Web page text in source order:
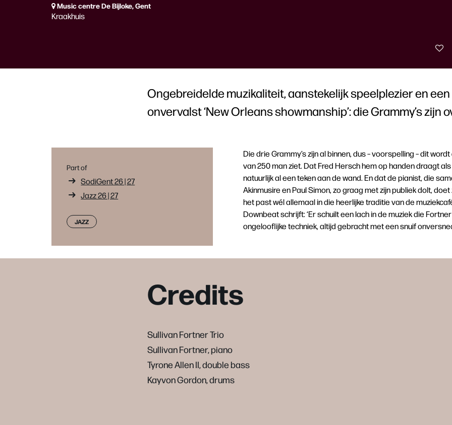
Music centre De Bijloke, Gent
Kraakhuis
Ongebreidelde muzikaliteit, aanstekelijk speelplezier en
onvervalst ‘New Orleans showmanship’: die Grammy’s zijn
Die drie Grammy’s zijn al binnen, dus – voorspelling – dit
van 250 man ziet. Dat Fred Hersch hem op handen draagt
natuurlijk al een teken aan de wand. En dat de pianist, die
Akinmusire en Paul Simon, zo graag met zijn publiek dolt,
het past wél allemaal in die heerlijke traditie van de
Downbeat schrijft: ‘Er schuilt een lach in de muziek die
ongelooflijke techniek, altijd gebracht met een snuif
Part of
SodiGent 26 | 27
Jazz 26 | 27
JAZZ
Credits
Sullivan Fortner Trio
Sullivan Fortner, piano
Tyrone Allen II, double bass
Kayvon Gordon, drums